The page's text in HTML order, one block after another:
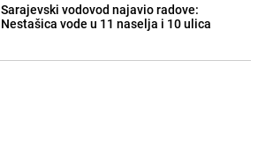
Sarajevski vodovod najavio radove:
Nestašica vode u 11 naselja i 10 ulica